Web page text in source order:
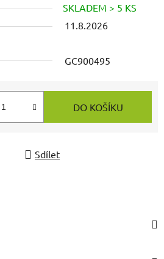
SKLADEM > 5 KS
11.8.2026
GC900495
DO KOŠÍKU
Sdílet